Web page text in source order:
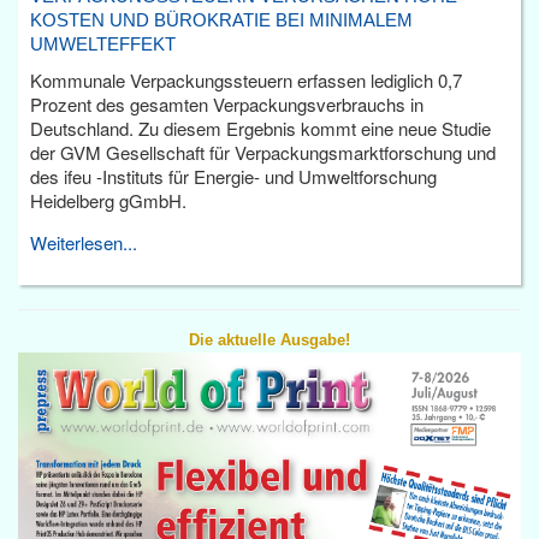
KOSTEN UND BÜROKRATIE BEI MINIMALEM
UMWELTEFFEKT
Kommunale Verpackungssteuern erfassen lediglich 0,7
Prozent des gesamten Verpackungsverbrauchs in
Deutschland. Zu diesem Ergebnis kommt eine neue Studie
der GVM Gesellschaft für Verpackungsmarktforschung und
des ifeu -Instituts für Energie- und Umweltforschung
Heidelberg gGmbH.
Weiterlesen...
Die aktuelle Ausgabe!